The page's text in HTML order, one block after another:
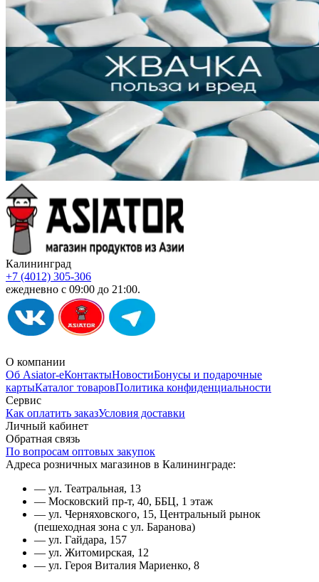
Калининград
+7 (4012) 305-306
ежедневно с 09:00 до 21:00.
О компании
Об Asiator-еКонтактыНовостиБонусы и подарочные
картыКаталог товаровПолитика конфиденциальности
Сервис
Как оплатить заказУсловия доставки
Личный кабинет
Обратная связь
По вопросам оптовых закупок
Адреса розничных магазинов в Калининграде:
— ул. Театральная, 13
— Московский пр-т, 40, ББЦ, 1 этаж
— ул. Черняховского, 15, Центральный рынок
(пешеходная зона с ул. Баранова)
— ул. Гайдара, 157
— ул. Житомирская, 12
— ул. Героя Виталия Мариенко, 8